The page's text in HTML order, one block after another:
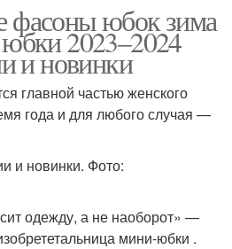
юбок зима
2023–2024
и новинки
главной частью женского
года и для любого случая —
и новинки. Фото:
одежду, а не наоборот» —
мини-юбки .